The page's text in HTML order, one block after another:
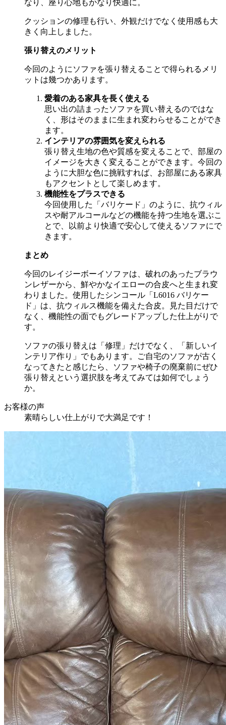
なり、座り心地もかなり快適に。
クッションの修理も行い、外観だけでなく使用感も大
きく向上しました。
張り替えのメリット
今回のようにソファを張り替えることで得られるメリ
ットは幾つかあります。
愛着のある家具を長く使える
思い出の詰まったソファを買い替えるのではな
く、形はそのままに生まれ変わらせることができ
ます。
インテリアの雰囲気を変えられる
張り替え生地の色や質感を変えることで、部屋の
イメージを大きく変えることができます。今回の
ように大胆な色に挑戦すれば、お部屋にある家具
もアクセントとして楽しめます。
機能性をプラスできる
今回使用した「バリケード」のように、抗ウィル
スや耐アルコールなどの機能を持つ生地を選ぶこ
とで、以前より快適で安心して使えるソファにで
きます。
まとめ
今回のレイジーボーイソファは、破れのあったブラウ
ンレザーから、鮮やかなイエローの合皮へと生まれ変
わりました。使用したシンコール「 L6016 バリケー
ド」は、抗ウィルス機能を備えた合皮。見た目だけで
なく、機能性の面でもグレードアップした仕上がりで
す。
ソファの張り替えは「修理」だけでなく、「新しいイ
ンテリア作り」でもあります。ご自宅のソファが古く
なってきたと感じたら、ソファや椅子の廃棄前にぜひ
張り替えという選択肢を考えてみては如何でしょう
か。
お客様の声
素晴らしい仕上がりで大満足です！